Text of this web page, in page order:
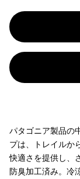
パタゴニア製品の
プは、トレイルか
快適さを提供し、
防臭加工済み。冷